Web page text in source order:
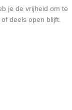
je de vrijheid om te
deels open blijft.